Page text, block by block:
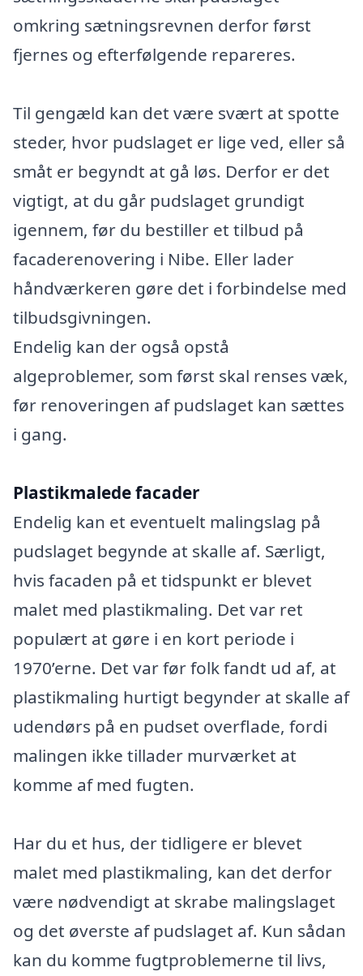
omkring sætningsrevnen derfor først
fjernes og efterfølgende repareres.
Til gengæld kan det være svært at spotte
steder, hvor pudslaget er lige ved, eller så
småt er begyndt at gå løs. Derfor er det
vigtigt, at du går pudslaget grundigt
igennem, før du bestiller et tilbud på
facaderenovering i Nibe. Eller lader
håndværkeren gøre det i forbindelse med
tilbudsgivningen.
Endelig kan der også opstå
algeproblemer, som først skal renses væk,
før renoveringen af pudslaget kan sættes
i gang.
Plastikmalede facader
Endelig kan et eventuelt malingslag på
pudslaget begynde at skalle af. Særligt,
hvis facaden på et tidspunkt er blevet
malet med plastikmaling. Det var ret
populært at gøre i en kort periode i
1970’erne. Det var før folk fandt ud af, at
plastikmaling hurtigt begynder at skalle af
udendørs på en pudset overflade, fordi
malingen ikke tillader murværket at
komme af med fugten.
Har du et hus, der tidligere er blevet
malet med plastikmaling, kan det derfor
være nødvendigt at skrabe malingslaget
og det øverste af pudslaget af. Kun sådan
kan du komme fugtproblemerne til livs,